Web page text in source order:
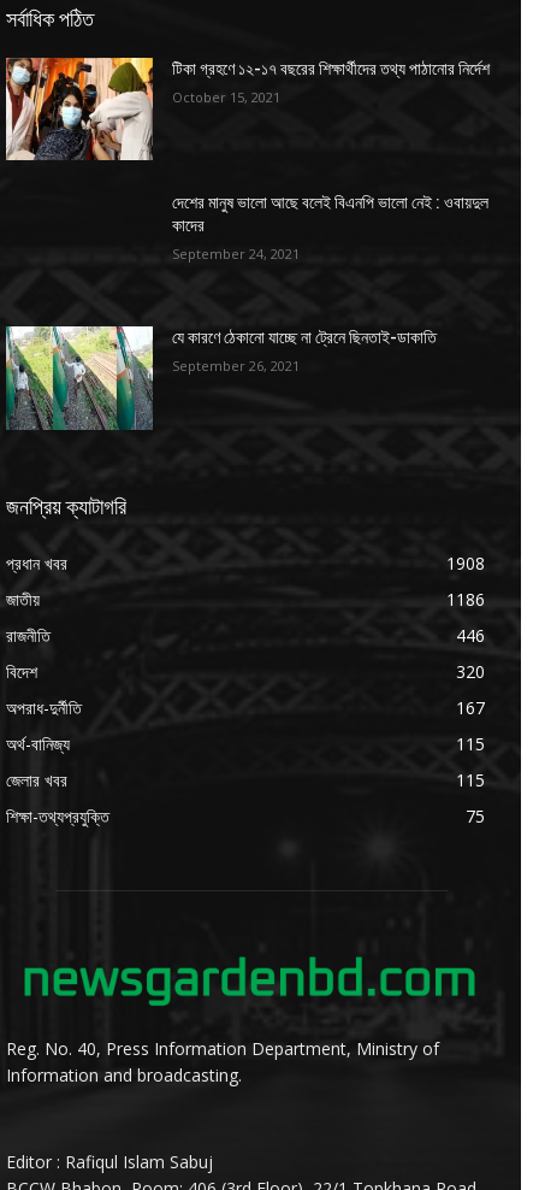
সর্বাধিক পঠিত
টিকা গ্রহণে ১২-১৭ বছরের শিক্ষার্থীদের তথ্য পাঠানোর নির্দেশ
October 15, 2021
দেশের মানুষ ভালো আছে বলেই বিএনপি ভালো নেই : ওবায়দুল
কাদের
September 24, 2021
যে কারণে ঠেকানো যাচ্ছে না ট্রেনে ছিনতাই-ডাকাতি
September 26, 2021
জনপ্রিয় ক্যাটাগরি
প্রধান খবর
1908
জাতীয়
1186
রাজনীতি
446
বিদেশ
320
অপরাধ-দুর্নীতি
167
অর্থ-বানিজ্য
115
জেলার খবর
115
শিক্ষা-তথ্যপ্রযুক্তি
75
Reg. No. 40, Press Information Department, Ministry of
Information and broadcasting.
Editor : Rafiqul Islam Sabuj